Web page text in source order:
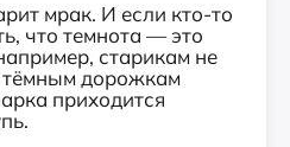
мрак. И если кто-то
что темнота — это
старикам не
тёмным дорожкам
приходится